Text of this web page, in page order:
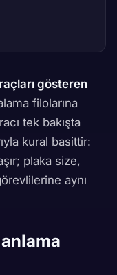
gösteren
filolarına
tek bakışta
kural basittir:
plaka size,
aynı